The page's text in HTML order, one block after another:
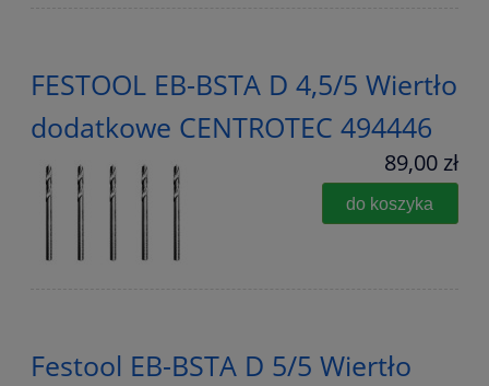
FESTOOL EB-BSTA D 4,5/5 Wiertło
dodatkowe CENTROTEC 494446
89,00 zł
do koszyka
Festool EB-BSTA D 5/5 Wiertło